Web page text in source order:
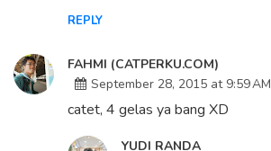
REPLY
FAHMI (CATPERKU.COM)
September 28, 2015 at 9:59 AM
catet, 4 gelas ya bang XD
YUDI RANDA